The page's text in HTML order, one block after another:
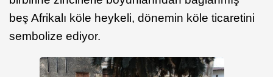
beş Afrikalı köle heykeli, dönemin köle ticaretini
sembolize ediyor.